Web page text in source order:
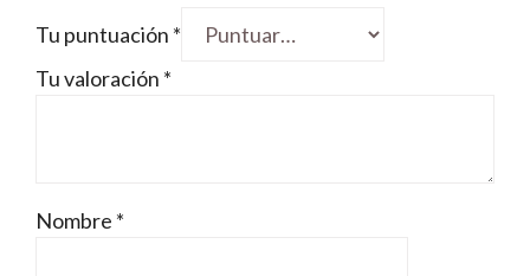
Tu puntuación *
Tu valoración *
Nombre *